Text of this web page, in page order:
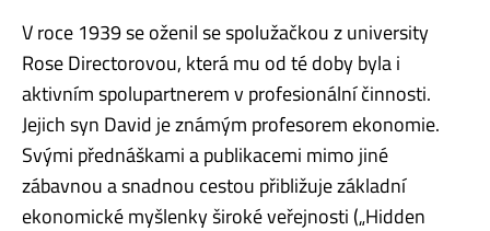
V roce 1939 se oženil se spolužačkou z university
Rose Directorovou, která mu od té doby byla i
aktivním spolupartnerem v profesionální činnosti.
Jejich syn David je známým profesorem ekonomie.
Svými přednáškami a publikacemi mimo jiné
zábavnou a snadnou cestou přibližuje základní
ekonomické myšlenky široké veřejnosti („Hidden